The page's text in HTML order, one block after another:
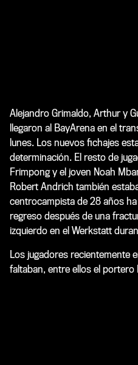
Alejandro Grimaldo, Arthur y
llegaron al BayArena en el
lunes. Los nuevos fichajes
determinación. El resto de
Frimpong y el joven Noah
Robert Andrich también
centrocampista de 28 años
regreso después de una
izquierdo en el Werkstatt
Los jugadores recientemente
faltaban, entre ellos el portero